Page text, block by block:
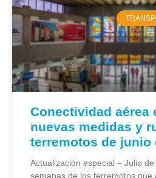
Conectividad aérea
nuevas medidas y
terremotos de junio
Actualización especial – Julio
semanas de los terremotos que